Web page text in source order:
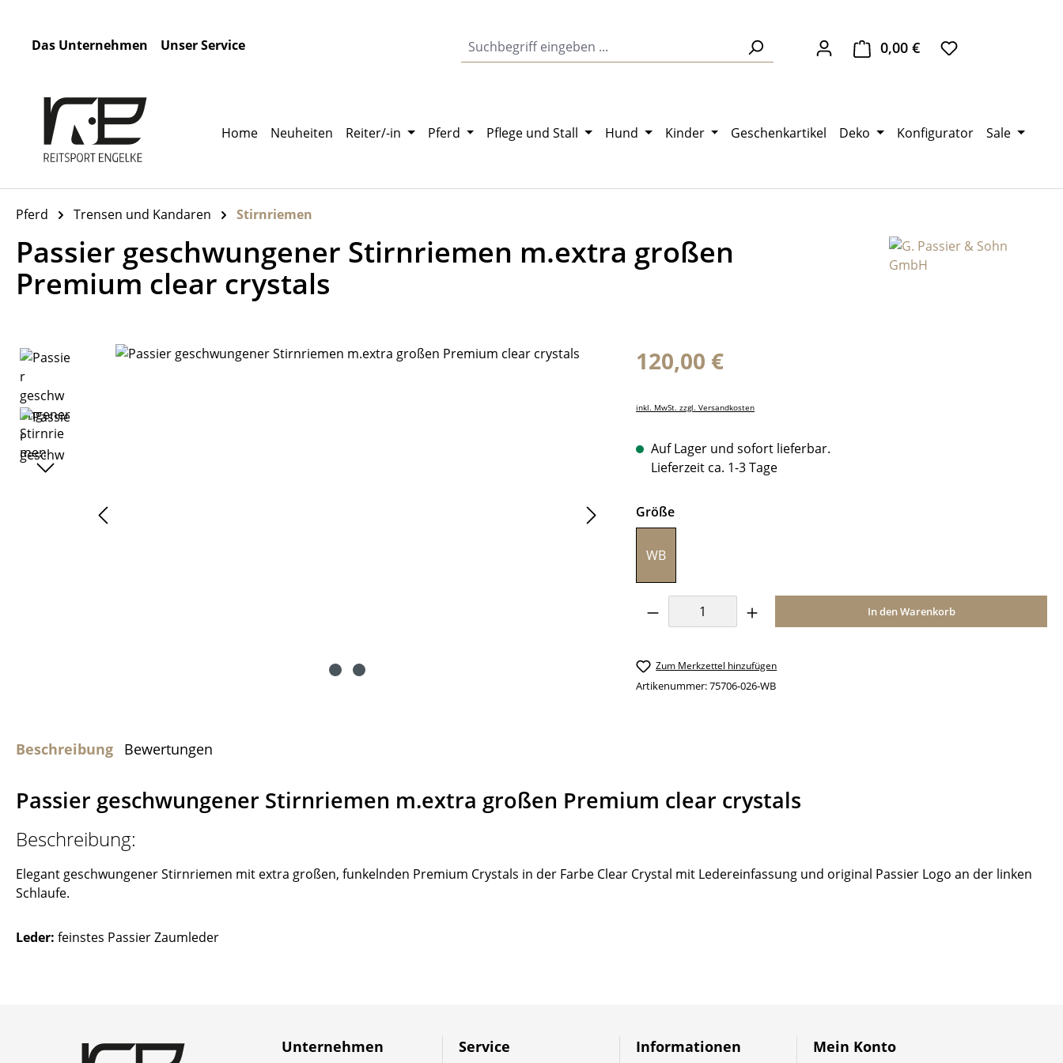
Das Unternehmen
Unser Service 0,00 €Warenkorb enthält 0
Home Neuheiten Reiter/-in Pferd Pflege und Stall Hund Kinder Geschenkartikel Deko Konfigurator Sale
Pferd Trensen und Kandaren Stirnriemen
Passier geschwungener Stirnriemen m.extra großen
Premium clear crystals
Bildergalerie überspringen Regulärer Preis:
120,00 €
inkl. MwSt. zzgl. Versandkosten
Auf Lager und sofort lieferbar.
Lieferzeit ca. 1-3 Tage
Größeauswählen
WB
Produkt Anzahl: Gib den gewünschten Wert
In den Warenkorb
Zum Merkzettel hinzufügen
Artikenummer:75706-026-WB
Beschreibung Bewertungen
Passier geschwungener Stirnriemen m.extra großen Premium clear crystals
Beschreibung:
Elegant geschwungener Stirnriemen mit extra großen, funkelnden Premium Crystals in der Farbe Clear Crystal mit Ledereinfassung und original Passier Logo an der linken
Schlaufe.
Leder: feinstes Passier Zaumleder
Unternehmen Service Informationen Mein Konto